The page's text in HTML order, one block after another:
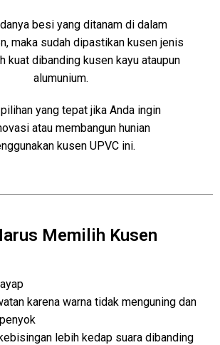
besi yang ditanam di dalam
maka sudah dipastikan kusen jenis
kuat dibanding kusen kayu ataupun
alumunium.
yang tepat jika Anda ingin
atau membangun hunian
kusen UPVC ini.
Memilih Kusen
karena warna tidak menguning dan
lebih kedap suara dibanding